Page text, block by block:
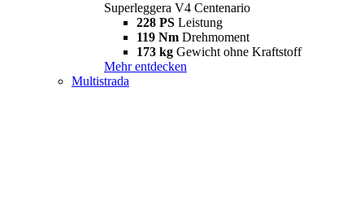
Superleggera V4 Centenario
228 PS Leistung
119 Nm Drehmoment
173 kg Gewicht ohne Kraftstoff
Mehr entdecken
Multistrada